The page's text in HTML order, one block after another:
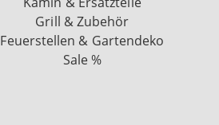
Grill & Zubehör
Feuerstellen & Gartendeko
Sale %